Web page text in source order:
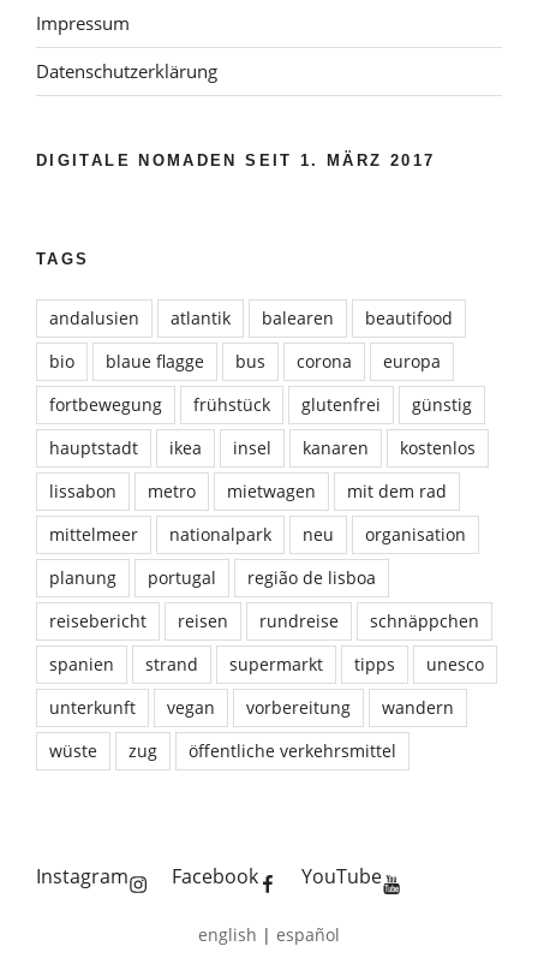
Impressum
Datenschutzerklärung
DIGITALE NOMADEN SEIT 1. MÄRZ 2017
TAGS
andalusien atlantik balearen
beautifood
bio
blaue flagge bus corona
europa
fortbewegung
frühstück glutenfrei
günstig
hauptstadt
ikea insel kanaren
kostenlos
lissabon
metro mietwagen
mit dem rad
mittelmeer
nationalpark neu
organisation
planung
portugal
região de lisboa
reisebericht
reisen rundreise
schnäppchen
spanien
strand supermarkt tipps
unesco
unterkunft
vegan vorbereitung
wandern
wüste
zug öffentliche verkehrsmittel
Instagram Facebook YouTube
english | español